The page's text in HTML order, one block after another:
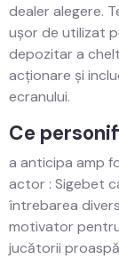
dealer alegere.
ușor de utilizat
depozitar a
acționare și
ecranului.
Ce
a anticipa amp
actor : Sigebet
întrebarea
motivator
jucătorii